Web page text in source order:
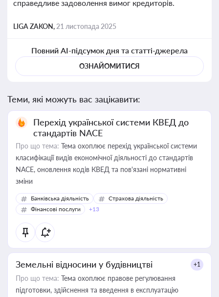
справедливе задоволення вимог кредиторів.
LIGA ZAKON, 21 листопада 2025
Повний AI-підсумок дня та статті-джерела
ОЗНАЙОМИТИСЯ
Теми, які можуть вас зацікавити:
Перехід української системи КВЕД до
стандартів NACE
Про що тема: Тема охоплює перехід української системи
класифікації видів економічної діяльності до стандартів
NACE, оновлення кодів КВЕД та пов'язані нормативні
зміни
Банківська діяльність
Страхова діяльність
Фінансові послуги
+13
Земельні відносини у будівництві +1
Про що тема: Тема охоплює правове регулювання
підготовки, здійснення та введення в експлуатацію